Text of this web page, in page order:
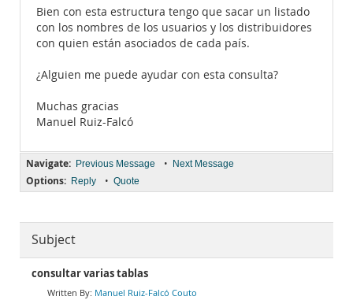
Bien con esta estructura tengo que sacar un listado
con los nombres de los usuarios y los distribuidores
con quien están asociados de cada país.
¿Alguien me puede ayudar con esta consulta?
Muchas gracias
Manuel Ruiz-Falcó
Navigate: Previous Message • Next Message
Options: Reply • Quote
Subject
consultar varias tablas
Manuel Ruiz-Falcó Couto